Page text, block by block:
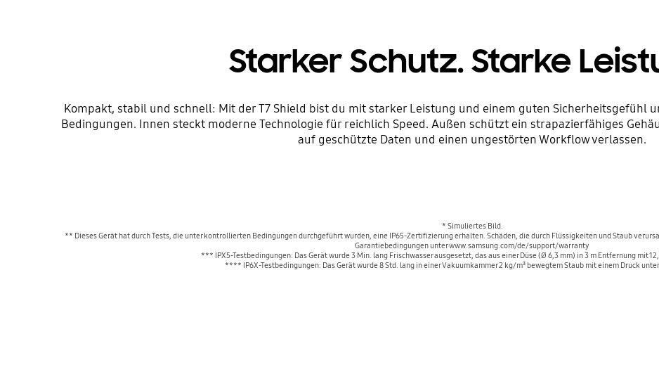
Starker Schutz. Starke
Kompakt, stabil und schnell: Mit der T7 Shield bist du mit starker Leistung und einem guten Sicherheitsgefühl
Bedingungen. Innen steckt moderne Technologie für reichlich Speed. Außen schützt ein strapazierfähiges
auf geschützte Daten und einen ungestörten Workflow verlassen.
* Simuliertes Bild.
** Dieses Gerät hat durch Tests, die unter kontrollierten Bedingungen durchgeführt wurden, eine IP65-Zertifizierung erhalten. Schäden, die durch Flüssigkeiten und Staub
Garantiebedingungen unter www.samsung.com/de/support/warranty
*** IPX5-Testbedingungen: Das Gerät wurde 3 Min. lang Frischwasser ausgesetzt, das aus einer Düse (Ø 6,3 mm) in 3 m Entfernung mit
**** IP6X-Testbedingungen: Das Gerät wurde 8 Std. lang in einer Vakuumkammer 2 kg/m³ bewegtem Staub mit einem Druck